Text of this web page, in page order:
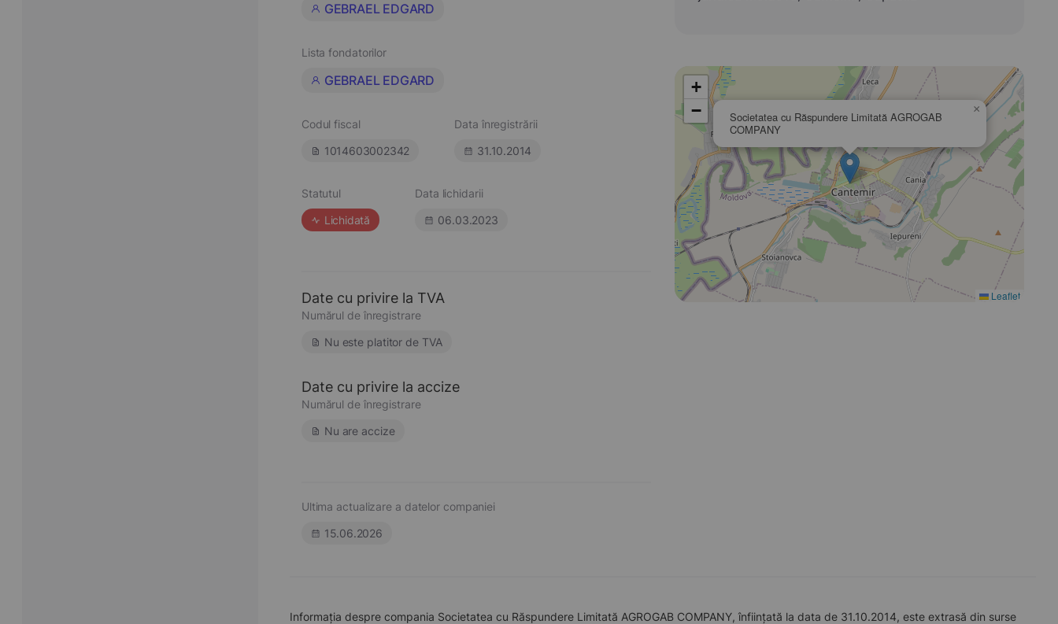
GEBRAEL EDGARD
Lista fondatorilor
GEBRAEL EDGARD
Codul fiscal
1014603002342
Data înregistrării
31.10.2014
Statutul
Lichidată
Data lichidarii
06.03.2023
Date cu privire la TVA
Numărul de înregistrare
Nu este platitor de TVA
Date cu privire la accize
Numărul de înregistrare
Nu are accize
Ultima actualizare a datelor companiei
15.06.2026
Societatea cu Răspundere Limitată AGROGAB
COMPANY
×
+
−
Leaflet
Informația despre compania Societatea cu Răspundere Limitată AGROGAB COMPANY, înființată la data de 31.10.2014, este extrasă din surse